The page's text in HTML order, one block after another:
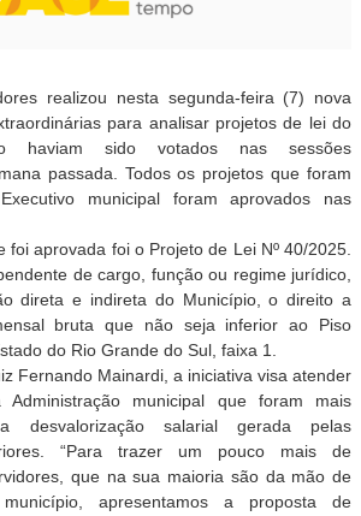
realizou nesta segunda-feira (7) nova
para analisar projetos de lei do
haviam sido votados nas sessões
passada. Todos os projetos que foram
municipal foram aprovados nas
foi aprovada foi o Projeto de Lei Nº 40/2025.
de cargo, função ou regime jurídico,
direta e indireta do Município, o direito a
bruta que não seja inferior ao Piso
do Rio Grande do Sul, faixa 1.
Fernando Mainardi, a iniciativa visa atender
municipal que foram mais
desvalorização salarial gerada pelas
“Para trazer um pouco mais de
que na sua maioria são da mão de
apresentamos a proposta de